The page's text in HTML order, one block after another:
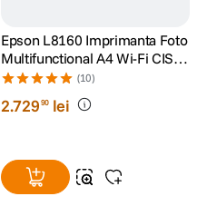
Epson L8160 Imprimanta Foto
Multifunctional A4 Wi-Fi CISS
Alb
(10)
2.72990 lei